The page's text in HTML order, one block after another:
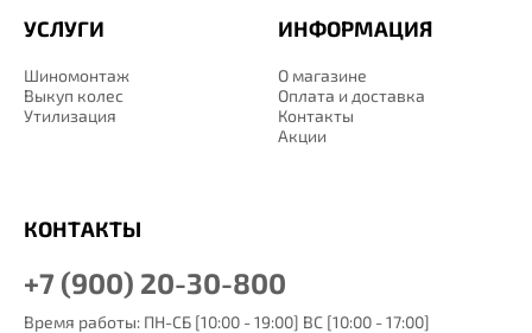
ИНФОРМАЦИЯ
О магазине
Оплата и доставка
Контакты
Акции
УСЛУГИ
Шиномонтаж
Выкуп колес
Утилизация
КОНТАКТЫ
+7 (900) 20-30-800
Время работы: ПН-СБ [10:00 - 19:00] ВС [10:00 - 17:00]